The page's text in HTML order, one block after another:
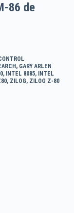
86 de
, GARY ARLEN
, INTEL 8085, INTEL
, ZILOG, ZILOG Z-80